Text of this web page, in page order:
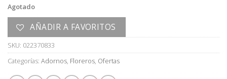
U$S
100,00.
U$S
Agotado
AÑADIR A FAVORITOS
SKU: 022370833
Categorías: Adornos, Floreros, Ofertas